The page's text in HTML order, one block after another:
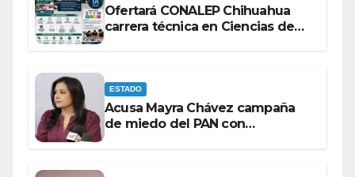
Ofertará CONALEP Chihuahua
carrera técnica en Ciencias de
ESTADO
Acusa Mayra Chávez campaña
de miedo del PAN con